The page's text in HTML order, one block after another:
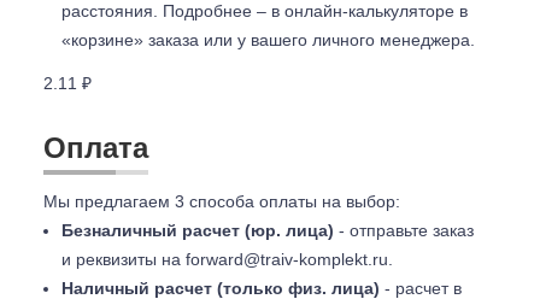
расстояния. Подробнее – в онлайн-калькуляторе в
«корзине» заказа или у вашего личного менеджера.
2.11 ₽
Оплата
Мы предлагаем 3 способа оплаты на выбор:
Безналичный расчет (юр. лица) - отправьте заказ
и реквизиты на forward@traiv-komplekt.ru
Наличный расчет (только физ. лица) - расчет в